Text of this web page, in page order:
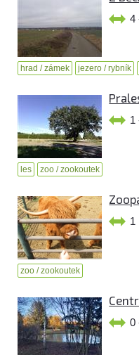
4
hrad / zámek jezero / rybník
1
les zoo / zookoutek
1
zoo / zookoutek
0